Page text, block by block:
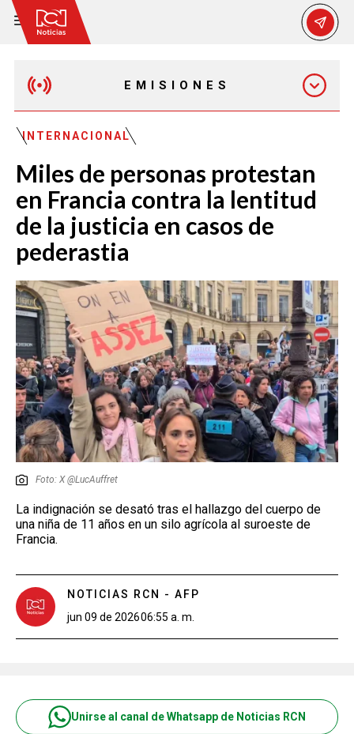
EMISIONES
MAÑANA EXPRESS
EMISIÓN 12:30 PM
EMISIÓN 7:00 PM
EMISIÓN 11:30 PM
INTERNACIONAL
Miles de personas protestan
en Francia contra la lentitud
de la justicia en casos de
pederastia
Foto: X @LucAuffret
La indignación se desató tras el hallazgo del cuerpo de
una niña de 11 años en un silo agrícola al suroeste de
Francia.
NOTICIAS RCN - AFP
jun 09 de 202606:55 a. m.
Unirse al canal de Whatsapp de Noticias RCN